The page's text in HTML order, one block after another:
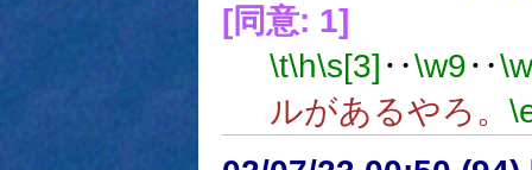
[同意: 1]
\t\h\s[3] ‥\w9‥
ルがあるやろ。